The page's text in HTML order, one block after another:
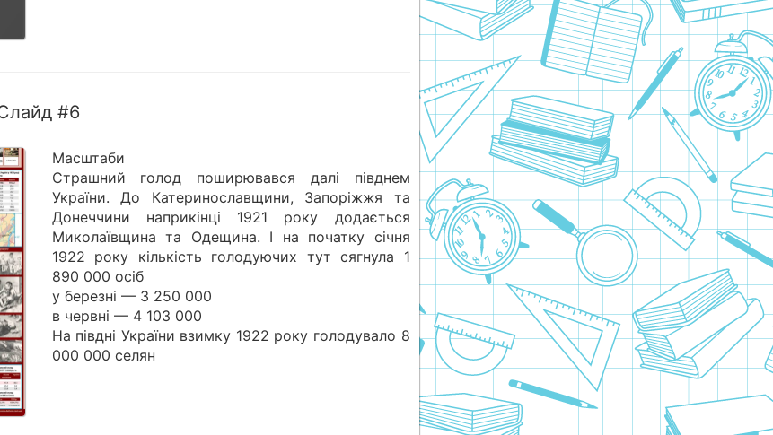
#6
Масштаби
Страшний голод поширювався далі півднем
України. До Катеринославщини, Запоріжжя та
Донеччини наприкінці 1921 року додається
Миколаївщина та Одещина. І на початку січня
1922 року кількість голодуючих тут сягнула 1
890 000 осіб
у березні — 3 250 000
в червні — 4 103 000
На півдні України взимку 1922 року голодувало 8
000 000 селян